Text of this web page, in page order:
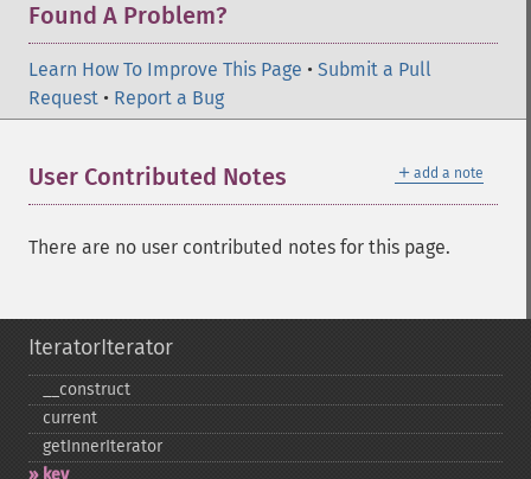
Found A Problem?
Learn How To Improve This Page • Submit a Pull
Request • Report a Bug
＋ add a note
User Contributed Notes
There are no user contributed notes for this page.
IteratorIterator
_​_​construct
current
getInnerIterator
key